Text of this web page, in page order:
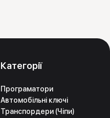
Категорії
Програматори
Автомобільні ключі
Транспордери (Чіпи)